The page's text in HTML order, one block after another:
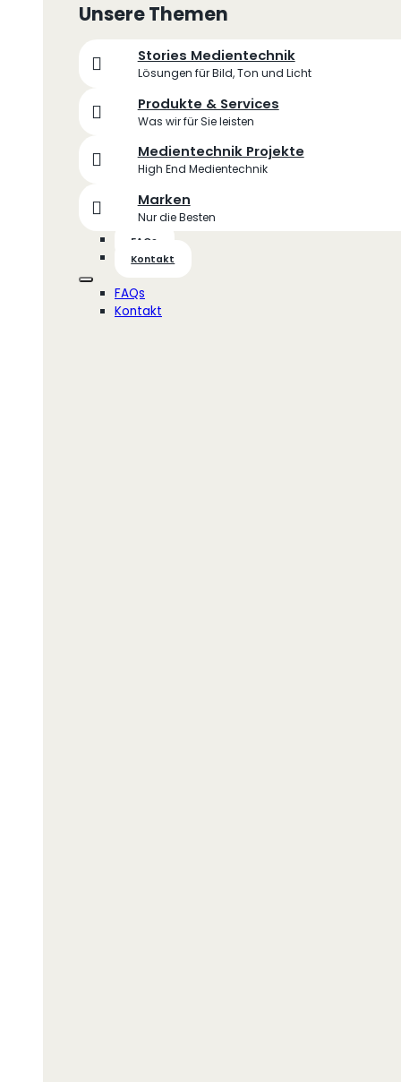
Unsere Themen
Stories Medientechnik
Lösungen für Bild, Ton und Licht
Produkte & Services
Was wir für Sie leisten
Medientechnik Projekte
High End Medientechnik
Marken
Nur die Besten
FAQs
Kontakt
FAQs
Kontakt